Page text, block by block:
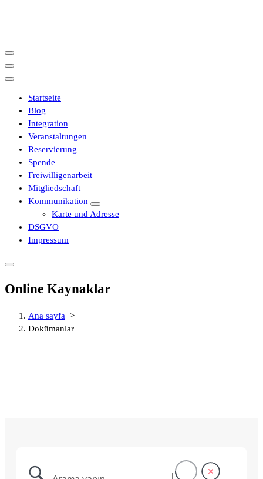
Startseite
Blog
Integration
Veranstaltungen
Reservierung
Spende
Freiwilligenarbeit
Mitgliedschaft
Kommunikation
Karte und Adresse
DSGVO
Impressum
Online Kaynaklar
Ana sayfa >
Dokümanlar